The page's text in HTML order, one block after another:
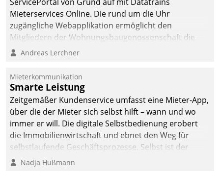
automatisiert, vollständig
und auf Wunsch über
mehrere zuvor
Kommunikationswege bei
Mieterservices Online. Die rund um die Uhr
zugängliche Webapplikation ermöglicht den
Mitgliedern der Wohnungs­bau­genossenschaft die
Kontaktaufnahme per Smartphone, Tablet oder PC.
Andreas Lerchner
Mieterkommunikation
Smarte Leistung
Zeitgemäßer Kundenservice umfasst eine Mieter-App,
über die der Mieter sich selbst hilft – wann und wo
immer er will. Die digitale Selbstbedienung erobert
die Immobilienwirtschaft und ebnet den Weg für
selbstlaufende Geschäftsprozesse. Selbst ist der
Kunde und smart der Serviceanbieter.
Nadja Hußmann